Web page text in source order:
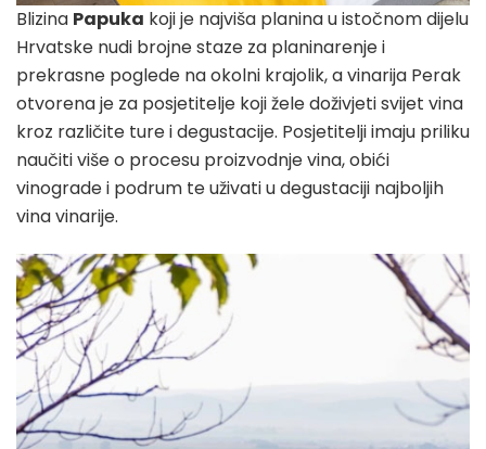
Blizina Papuka koji je najviša planina u istočnom dijelu
Hrvatske nudi brojne staze za planinarenje i
prekrasne poglede na okolni krajolik, a vinarija Perak
otvorena je za posjetitelje koji žele doživjeti svijet vina
kroz različite ture i degustacije. Posjetitelji imaju priliku
naučiti više o procesu proizvodnje vina, obići
vinograde i podrum te uživati u degustaciji najboljih
vina vinarije.